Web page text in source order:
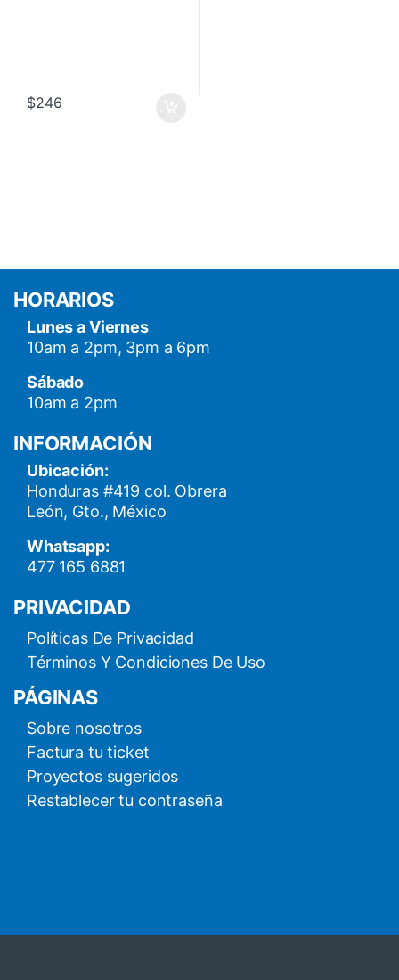
$246
HORARIOS
Lunes a Viernes
10am a 2pm, 3pm a 6pm
Sábado
10am a 2pm
INFORMACIÓN
Ubicación:
Honduras #419 col. Obrera
León, Gto., México
Whatsapp:
477 165 6881
PRIVACIDAD
Políticas De Privacidad
Términos Y Condiciones De Uso
PÁGINAS
Sobre nosotros
Factura tu ticket
Proyectos sugeridos
Restablecer tu contraseña